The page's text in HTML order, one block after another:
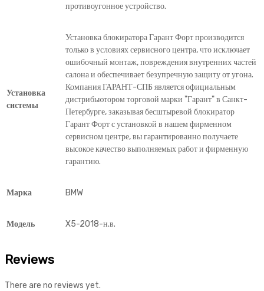
противоугонное устройство.
Установка
системы
Установка блокиратора Гарант Форт производится
только в условиях сервисного центра, что исключает
ошибочный монтаж, повреждения внутренних частей
салона и обеспечивает безупречную защиту от угона.
Компания ГАРАНТ-СПБ является официальным
дистрибьютором торговой марки "Гарант" в Санкт-
Петербурге, заказывая бесштыревой блокиратор
Гарант Форт с установкой в нашем фирменном
сервисном центре, вы гарантированно получаете
высокое качество выполняемых работ и фирменную
гарантию.
Марка BMW
Модель X5-2018-н.в.
Reviews
There are no reviews yet.